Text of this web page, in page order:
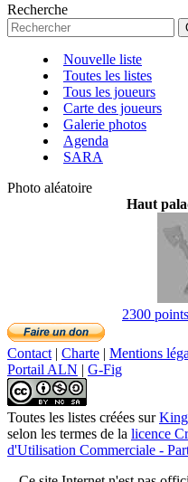
Recherche
Nouvelle liste
Toutes les listes
Tous les joueurs
Carte des joueurs
Galerie photos
Agenda
SARA
Photo aléatoire
Haut
2300
Contact | Charte | Mentions
Portail ALN | G-Fig
Toutes les listes créées sur
selon les termes de la licence
d'Utilisation Commerciale -